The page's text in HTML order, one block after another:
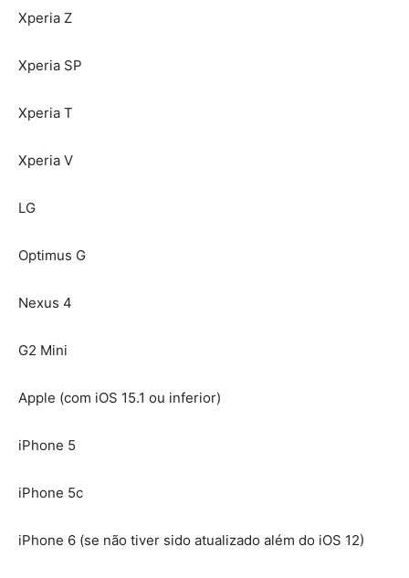
Xperia Z
Xperia SP
Xperia T
Xperia V
LG
Optimus G
Nexus 4
G2 Mini
Apple (com iOS 15.1 ou inferior)
iPhone 5
iPhone 5c
iPhone 6 (se não tiver sido atualizado além do iOS 12)